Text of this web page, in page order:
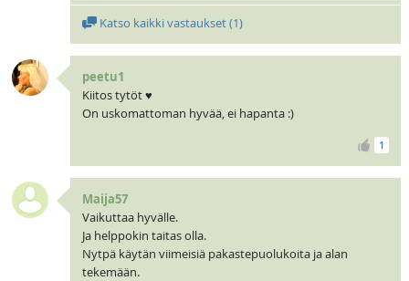
Katso kaikki vastaukset (1)
peetu1
Kiitos tytöt ♥
On uskomattoman hyvää, ei hapanta :)
1
Maija57
Vaikuttaa hyvälle.
Ja helppokin taitas olla.
Nytpä käytän viimeisiä pakastepuolukoita ja alan
tekemään.